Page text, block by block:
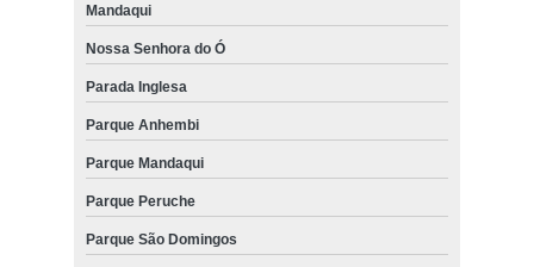
Mandaqui
Nossa Senhora do Ó
Parada Inglesa
Parque Anhembi
Parque Mandaqui
Parque Peruche
Parque São Domingos